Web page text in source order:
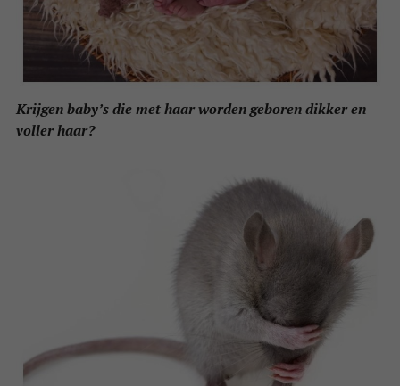
Krijgen baby’s die met haar worden geboren dikker en
voller haar?